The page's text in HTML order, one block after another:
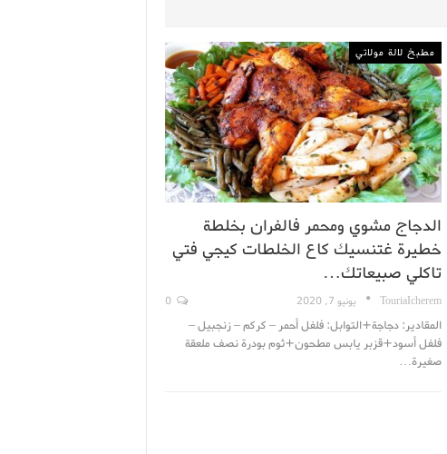
مطبخ لالة مولاتي
الدجاج مشوي ومحمر فالفران بخلطة
خطيرة غتنسيك كاع الخلطات كيجي فتي
تاكلي صبيعاتك…
TouriaIcherem يونيو 7, 2020
المقادير: دجاجة+التوابل: فلفل أحمر – كركم – زنجبيل –
فلفل أسود+قزبر يابس مطحون+ثوم بودرة نصف ملعقة
صغيرة…